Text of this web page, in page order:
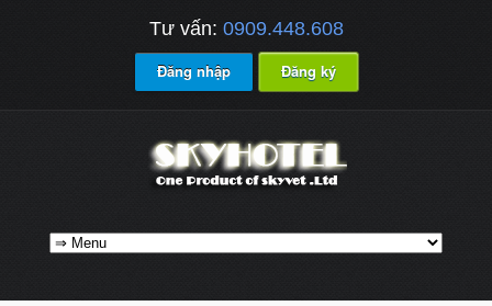
Tư vấn: 0909.448.608
Đăng nhập Đăng ký